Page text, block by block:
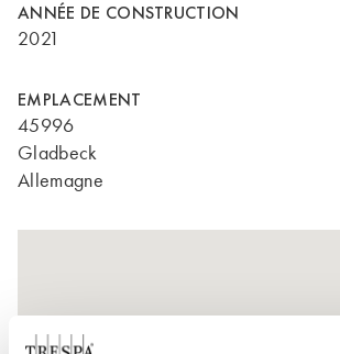
ANNÉE DE CONSTRUCTION
2021
EMPLACEMENT
45996
Gladbeck
Allemagne